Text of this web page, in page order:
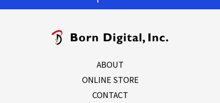
ABOUT
ONLINE STORE
CONTACT